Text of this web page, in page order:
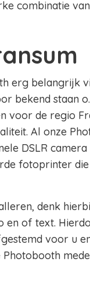
combinatie
erg belangrijk
bekend staan
voor de regio
Al onze
DSLR
fotoprinter
denk
en of text.
voor u
Photobooth